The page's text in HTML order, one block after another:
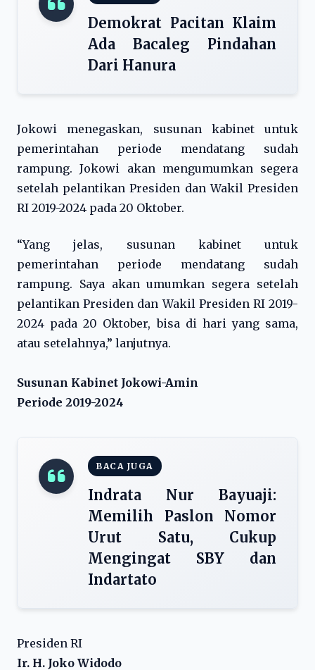
Demokrat Pacitan Klaim
Ada Bacaleg Pindahan
Dari Hanura
Jokowi menegaskan, susunan kabinet untuk
pemerintahan periode mendatang sudah
rampung. Jokowi akan mengumumkan segera
setelah pelantikan Presiden dan Wakil Presiden
RI 2019-2024 pada 20 Oktober.
“Yang jelas, susunan kabinet untuk
pemerintahan periode mendatang sudah
rampung. Saya akan umumkan segera setelah
pelantikan Presiden dan Wakil Presiden RI 2019-
2024 pada 20 Oktober, bisa di hari yang sama,
atau setelahnya,” lanjutnya.
Susunan Kabinet Jokowi-Amin
Periode 2019-2024
BACA JUGA
Indrata Nur Bayuaji:
Memilih Paslon Nomor
Urut Satu, Cukup
Mengingat SBY dan
Indartato
Presiden RI
Ir. H. Joko Widodo